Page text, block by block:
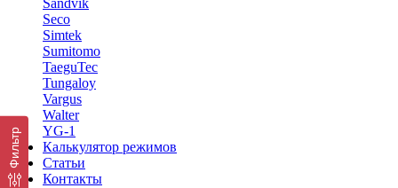
Sandvik
Seco
Simtek
Sumitomo
TaeguTec
Tungaloy
Vargus
Walter
YG-1
Калькулятор режимов
Статьи
Контакты
Фильтр